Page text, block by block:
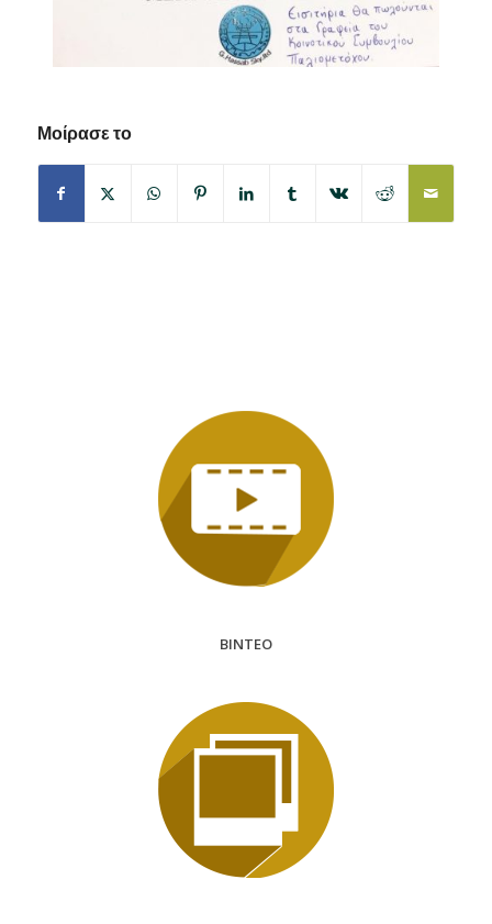
Μοίρασε το
BINTEO